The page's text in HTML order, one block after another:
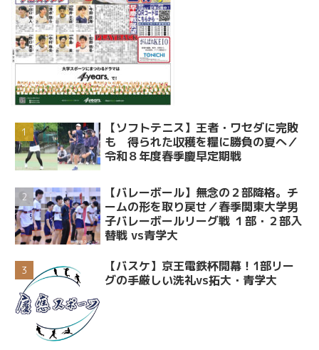
【ソフトテニス】王者・ワセダに完敗
も 得られた収穫を糧に勝負の夏へ／
令和８年度春季慶早定期戦
【バレーボール】無念の２部降格。チ
ームの形を取り戻せ／春季関東大学男
子バレーボールリーグ戦 １部・２部入
替戦 vs青学大
【バスケ】京王電鉄杯開幕！1部リー
グの手厳しい洗礼vs拓大・青学大